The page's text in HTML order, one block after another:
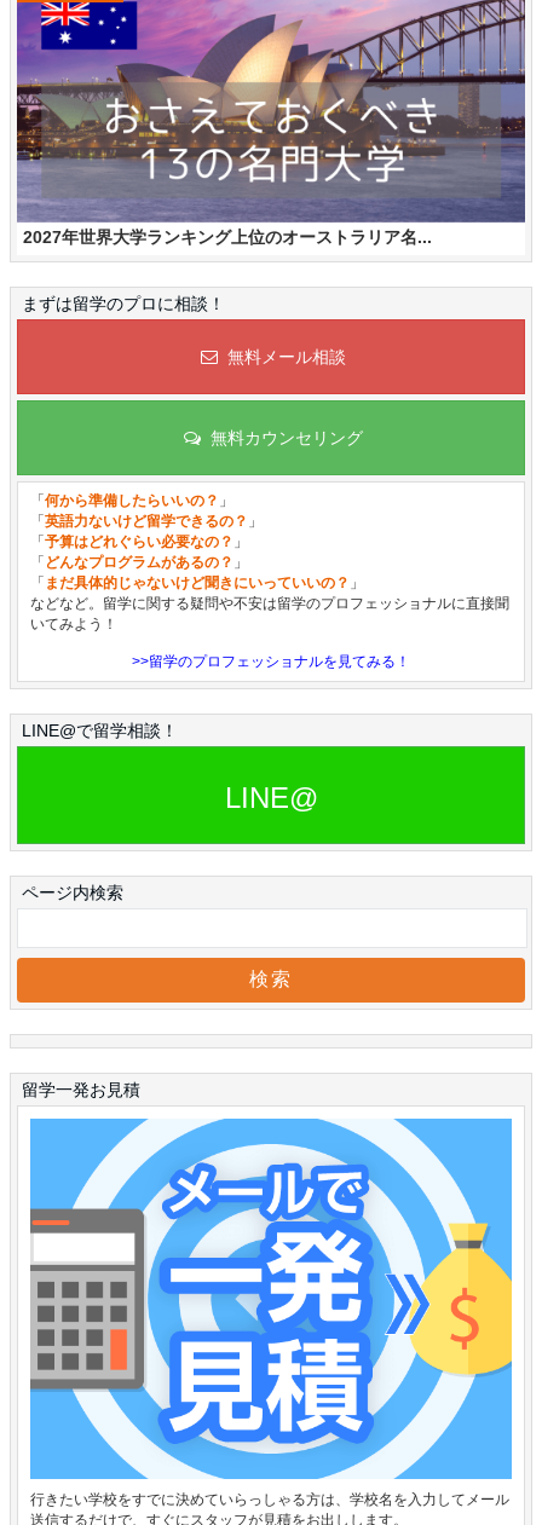
2027年世界大学ランキング上位のオーストラリア名...
まずは留学のプロに相談！
無料メール相談
無料カウンセリング
「何から準備したらいいの？ 」
「英語力ないけど留学できるの？ 」
「予算はどれぐらい必要なの？ 」
「 どんなプログラムがあるの？ 」
「 まだ具体的じゃないけど聞きにいっていいの？ 」
などなど。留学に関する疑問や不安は留学のプロフェッショナルに直接聞
いてみよう！
>>留学のプロフェッショナルを見てみる！
LINE@で留学相談！
LINE@
ページ内検索
留学一発お見積
行きたい学校をすでに決めていらっしゃる方は、学校名を入力してメール
送信するだけで、すぐにスタッフが見積をお出しします。